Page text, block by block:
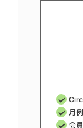
月
会